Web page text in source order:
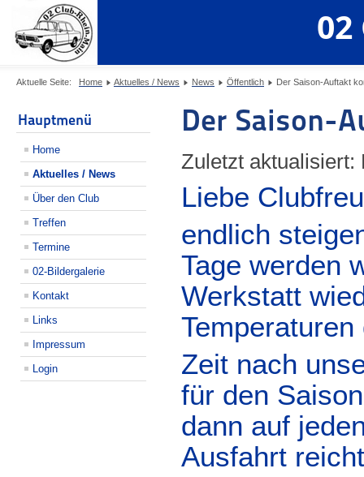
02
Aktuelle Seite: Home Aktuelles / News News Öffentlich Der Saison-Auftakt
Hauptmenü
Home
Aktuelles / News
Über den Club
Treffen
Termine
02-Bildergalerie
Kontakt
Links
Impressum
Login
Der Saison-
Zuletzt aktualisiert:
Liebe
endlich
Tage werden
Werkstatt
Zeit nach
für den
dann auf
Ausfahrt